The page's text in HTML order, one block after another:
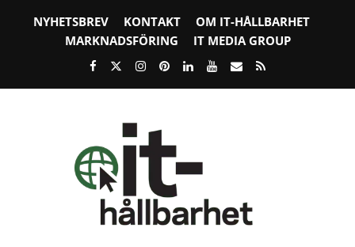
NYHETSBREV KONTAKT
OM IT-HÅLLBARHET
MARKNADSFÖRING
IT MEDIA GROUP